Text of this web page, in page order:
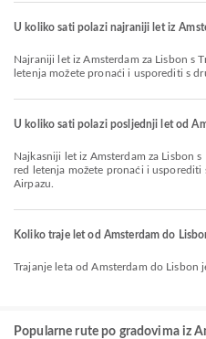
U koliko sati polazi najraniji let iz
Najraniji let iz Amsterdam za Lisbon s Transavia polazi u 06:20. Ovaj red
letenja možete pronaći i usporediti s
U koliko sati polazi posljednji let od
Najkasniji let iz Amsterdam za Lisbon s KLM Royal Dutch polazi u 20:50. Ovaj
red letenja možete pronaći i
Airpazu.
Koliko traje let od Amsterdam do
Trajanje leta od Amsterdam do Lisbon
Popularne rute po gradovima iz